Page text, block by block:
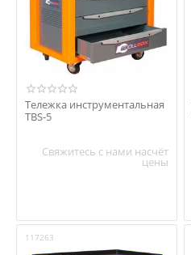
Тележка инструментальная
TBS-5
Свяжитесь с нами насчёт
цены
117263